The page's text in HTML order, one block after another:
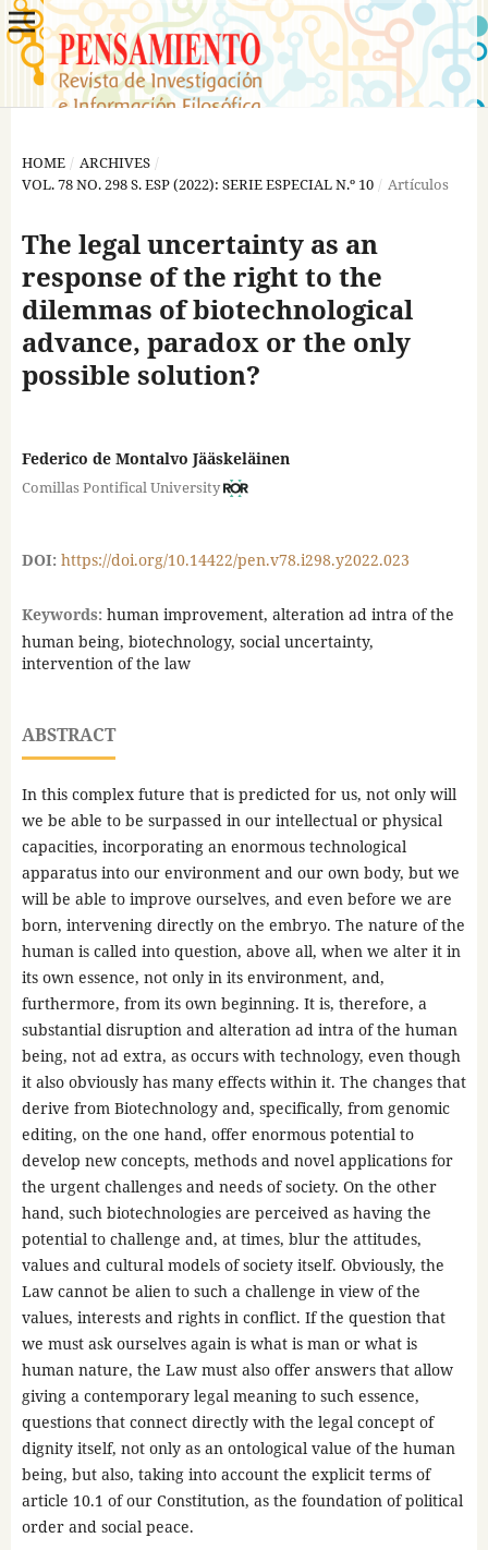
HOME / ARCHIVES /
VOL. 78 NO. 298 S. ESP (2022): SERIE ESPECIAL N.º 10 / Artículos
The legal uncertainty as an
response of the right to the
dilemmas of biotechnological
advance, paradox or the only
possible solution?
Federico de Montalvo Jääskeläinen
Comillas Pontifical University
DOI: https://doi.org/10.14422/pen.v78.i298.y2022.023
Keywords: human improvement, alteration ad intra of the
human being, biotechnology, social uncertainty,
intervention of the law
ABSTRACT
In this complex future that is predicted for us, not only will
we be able to be surpassed in our intellectual or physical
capacities, incorporating an enormous technological
apparatus into our environment and our own body, but we
will be able to improve ourselves, and even before we are
born, intervening directly on the embryo. The nature of the
human is called into question, above all, when we alter it in
its own essence, not only in its environment, and,
furthermore, from its own beginning. It is, therefore, a
substantial disruption and alteration ad intra of the human
being, not ad extra, as occurs with technology, even though
it also obviously has many effects within it. The changes that
derive from Biotechnology and, specifically, from genomic
editing, on the one hand, offer enormous potential to
develop new concepts, methods and novel applications for
the urgent challenges and needs of society. On the other
hand, such biotechnologies are perceived as having the
potential to challenge and, at times, blur the attitudes,
values and cultural models of society itself. Obviously, the
Law cannot be alien to such a challenge in view of the
values, interests and rights in conflict. If the question that
we must ask ourselves again is what is man or what is
human nature, the Law must also offer answers that allow
giving a contemporary legal meaning to such essence,
questions that connect directly with the legal concept of
dignity itself, not only as an ontological value of the human
being, but also, taking into account the explicit terms of
article 10.1 of our Constitution, as the foundation of political
order and social peace.